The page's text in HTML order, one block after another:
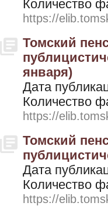
Количество
https://
Томский
января)
Дата
Количество
https://
Томский
Дата
Количество
https://